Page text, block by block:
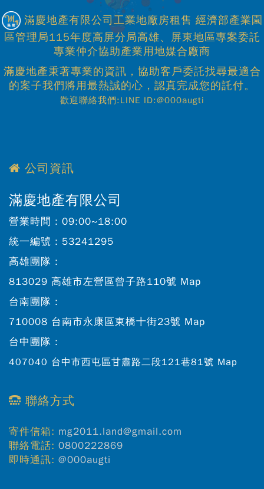
滿慶地產有限公司工業地廠房租售 經濟部產業園
區管理局115年度高屏分局高雄、屏東地區專案委託
專業仲介協助產業用地媒合廠商
滿慶地產秉著專業的資訊，協助客戶委託找尋最適合
的案子我們將用最熱誠的心，認真完成您的託付。
歡迎聯絡我們:LINE ID:@000augti
公司資訊
滿慶地產有限公司
營業時間： 09:00~18:00
統一編號： 53241295
高雄團隊：
813029 高雄市左營區曾子路110號 Map
台南團隊：
710008 台南市永康區東橋十街23號 Map
台中團隊：
407040 台中市西屯區甘肅路二段121巷81號 Map
聯絡方式
寄件信箱: mg2011.land@gmail.com
聯絡電話: 0800222869
即時通訊: @000augti